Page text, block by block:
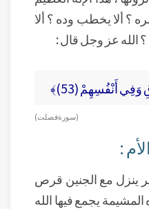
؟ ألا يخطب وده ؟ ألا
الله عز وجل قال :
أَنْفُسِهِمْ (53)﴾
( سورة فصلت )
ينزل مع الجنين قرص
يجمع فيها الله